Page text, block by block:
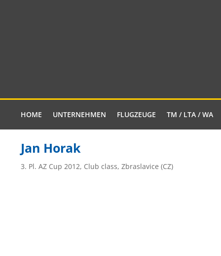
HOME UNTERNEHMEN FLUGZEUGE TM / LTA / WA
Jan Horak
3. Pl. AZ Cup 2012, Club class, Zbraslavice (CZ)